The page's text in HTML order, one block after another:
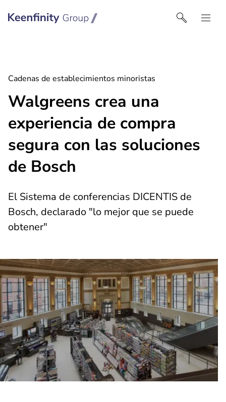
Keenfinity Group I Spain
Cadenas de establecimientos minoristas
Walgreens crea una
experiencia de compra
segura con las soluciones
de Bosch
El Sistema de conferencias DICENTIS de
Bosch, declarado "lo mejor que se puede
obtener"